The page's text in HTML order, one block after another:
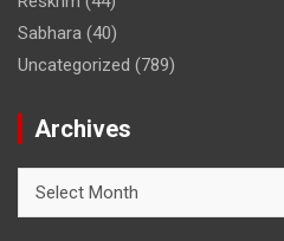
Sabhara (40)
Uncategorized (789)
Archives